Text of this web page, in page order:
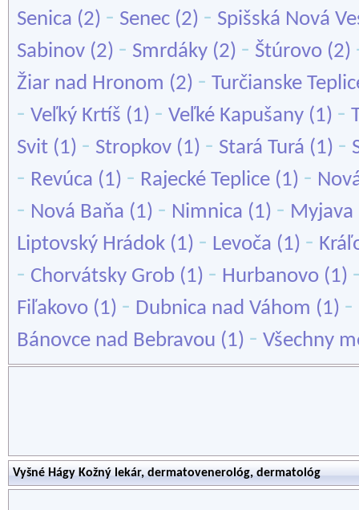
Senica (2) - Senec (2) - Spišská Nová
Sabinov (2) - Smrdáky (2) - Štúrovo (2)
Žiar nad Hronom (2) - Turčianske
- Veľký Krtíš (1) - Veľké Kapušany (1) -
Svit (1) - Stropkov (1) - Stará Turá (1) -
- Revúca (1) - Rajecké Teplice (1) -
- Nová Baňa (1) - Nimnica (1) - Myjava
Liptovský Hrádok (1) - Levoča (1) -
- Chorvátsky Grob (1) - Hurbanovo (1)
Fiľakovo (1) - Dubnica nad Váhom (1) -
Bánovce nad Bebravou (1) - Všechny
Vyšné Hágy Kožný lekár, dermatovenerológ, dermatológ